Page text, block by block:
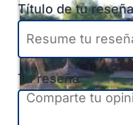
Título de tu reseña
Tu reseña